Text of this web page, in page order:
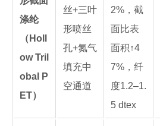
涤纶
（Holl
ow Tril
obal P
ET）
丝+三叶
形喷丝
孔+氮气
填充中
空通道
2%，截
面比表
面积↑4
7%，纤
度1.2–1.
5 dtex